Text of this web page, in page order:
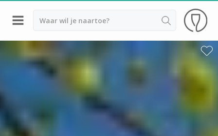
Terug
Wijnproeverij & wijnhuizen Beaune
Wijnproeverij & wijnhuizen Chablis
Wijnproeverij & wijnhuizen Dijon
Armand Heitz
Champy